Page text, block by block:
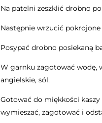
Na patelni zeszklić drobno
Następnie wrzucić
Posypać drobno posiekaną
W garnku zagotować wodę,
angielskie, sól.
Gotować do miękkości
wymieszać, zagotować i